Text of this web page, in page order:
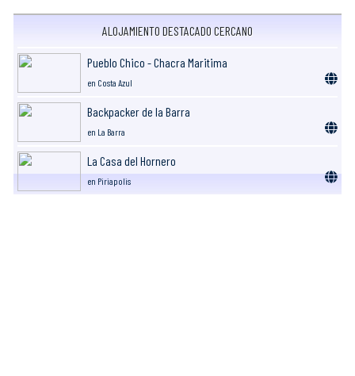
ALOJAMIENTO DESTACADO CERCANO
Pueblo Chico - Chacra Maritima
en Costa Azul
Backpacker de la Barra
en La Barra
La Casa del Hornero
en Piriapolis